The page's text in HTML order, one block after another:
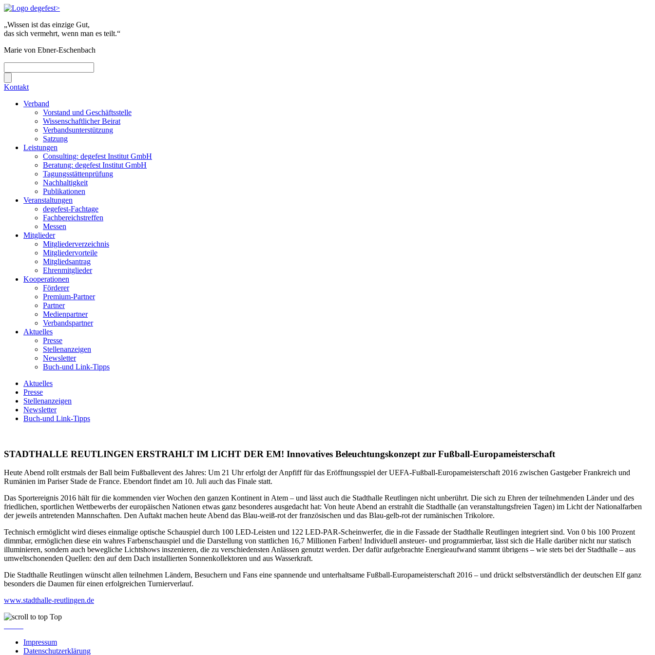
„Wissen ist das einzige Gut,
das sich vermehrt, wenn man es teilt.“
Marie von Ebner-Eschenbach
Kontakt
Verband
Vorstand und Geschäftsstelle
Wissenschaftlicher Beirat
Verbandsunterstützung
Satzung
Leistungen
Consulting: degefest Institut GmbH
Beratung: degefest Institut GmbH
Tagungsstättenprüfung
Nachhaltigkeit
Publikationen
Veranstaltungen
degefest-Fachtage
Fachbereichstreffen
Messen
Mitglieder
Mitgliederverzeichnis
Mitgliedervorteile
Mitgliedsantrag
Ehrenmitglieder
Kooperationen
Förderer
Premium-Partner
Partner
Medienpartner
Verbandspartner
Aktuelles
Presse
Stellenanzeigen
Newsletter
Buch-und Link-Tipps
Aktuelles
Presse
Stellenanzeigen
Newsletter
Buch-und Link-Tipps
STADTHALLE REUTLINGEN ERSTRAHLT IM LICHT DER EM! Innovatives Beleuchtungskonzept zur Fußball-Europameisterschaft
Heute Abend rollt erstmals der Ball beim Fußballevent des Jahres: Um 21 Uhr erfolgt der Anpfiff für das Eröffnungsspiel der UEFA-Fußball-Europameisterschaft 2016 zwischen Gastgeber Frankreich und
Rumänien im Pariser Stade de France. Ebendort findet am 10. Juli auch das Finale statt.
Das Sportereignis 2016 hält für die kommenden vier Wochen den ganzen Kontinent in Atem – und lässt auch die Stadthalle Reutlingen nicht unberührt. Die sich zu Ehren der teilnehmenden Länder und des
friedlichen, sportlichen Wettbewerbs der europäischen Nationen etwas ganz besonderes ausgedacht hat: Von heute Abend an erstrahlt die Stadthalle (an veranstaltungsfreien Tagen) im Licht der Nationalfarben
der jeweils antretenden Mannschaften. Den Auftakt machen heute Abend das Blau-weiß-rot der französischen und das Blau-gelb-rot der rumänischen Trikolore.
Technisch ermöglicht wird dieses einmalige optische Schauspiel durch 100 LED-Leisten und 122 LED-PAR-Scheinwerfer, die in die Fassade der Stadthalle Reutlingen integriert sind. Von 0 bis 100 Prozent
dimmbar, ermöglichen diese ein wahres Farbenschauspiel und die Darstellung von stattlichen 16,7 Millionen Farben! Individuell ansteuer- und programmierbar, lässt sich die Halle darüber nicht nur statisch
illuminieren, sondern auch bewegliche Lichtshows inszenieren, die zu verschiedensten Anlässen genutzt werden. Der dafür aufgebrachte Energieaufwand stammt übrigens – wie stets bei der Stadthalle – aus
umweltschonenden Quellen: den auf dem Dach installierten Sonnenkollektoren und aus Wasserkraft.
Die Stadthalle Reutlingen wünscht allen teilnehmen Ländern, Besuchern und Fans eine spannende und unterhaltsame Fußball-Europameisterschaft 2016 – und drückt selbstverständlich der deutschen Elf ganz
besonders die Daumen für einen erfolgreichen Turnierverlauf.
www.stadthalle-reutlingen.de
Top
Impressum
Datenschutzerklärung